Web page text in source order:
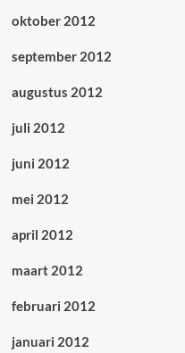
oktober 2012
september 2012
augustus 2012
juli 2012
juni 2012
mei 2012
april 2012
maart 2012
februari 2012
januari 2012